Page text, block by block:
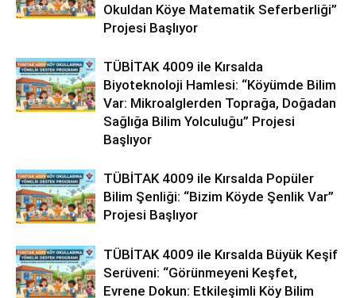
Okuldan Köye Matematik Seferberliği”
Projesi Başlıyor
TÜBİTAK 4009 ile Kırsalda
Biyoteknoloji Hamlesi: “Köyümde Bilim
Var: Mikroalglerden Toprağa, Doğadan
Sağlığa Bilim Yolculuğu” Projesi
Başlıyor
TÜBİTAK 4009 ile Kırsalda Popüler
Bilim Şenliği: “Bizim Köyde Şenlik Var”
Projesi Başlıyor
TÜBİTAK 4009 ile Kırsalda Büyük Keşif
Serüveni: “Görünmeyeni Keşfet,
Evrene Dokun: Etkileşimli Köy Bilim